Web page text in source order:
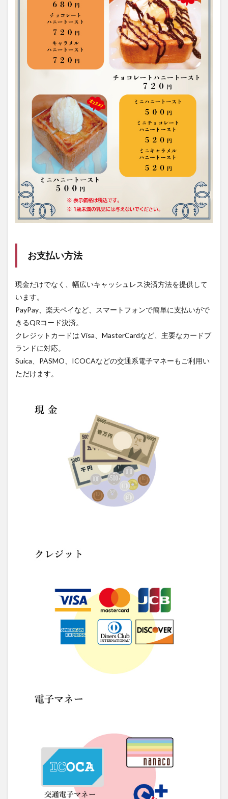
お支払い方法
現金だけでなく、幅広いキャッシュレス決済方法を提供して
います。
PayPay、楽天ペイなど、スマートフォンで簡単に支払いがで
きるQRコード決済。
クレジットカードは Visa、MasterCardなど、主要なカードブ
ランドに対応。
Suica、PASMO、ICOCAなどの交通系電子マネーもご利用い
ただけます。